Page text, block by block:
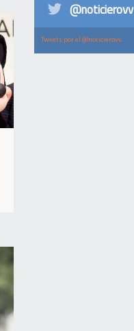
@noticierovv
Tweets por el @noticierovv.